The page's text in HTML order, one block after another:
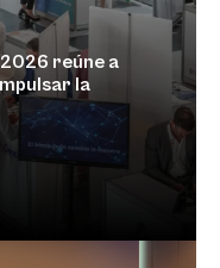
reúne a
la